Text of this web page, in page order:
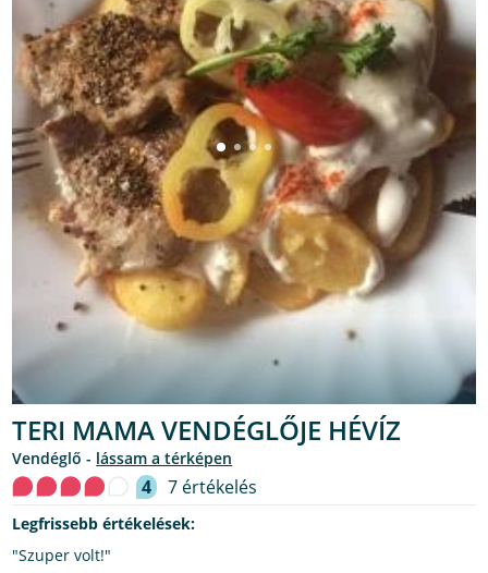
TERI MAMA VENDÉGLŐJE HÉVÍZ
vendéglő - lássam a térképen
4 7 értékelés
Legfrissebb értékelések:
"Szuper volt!"